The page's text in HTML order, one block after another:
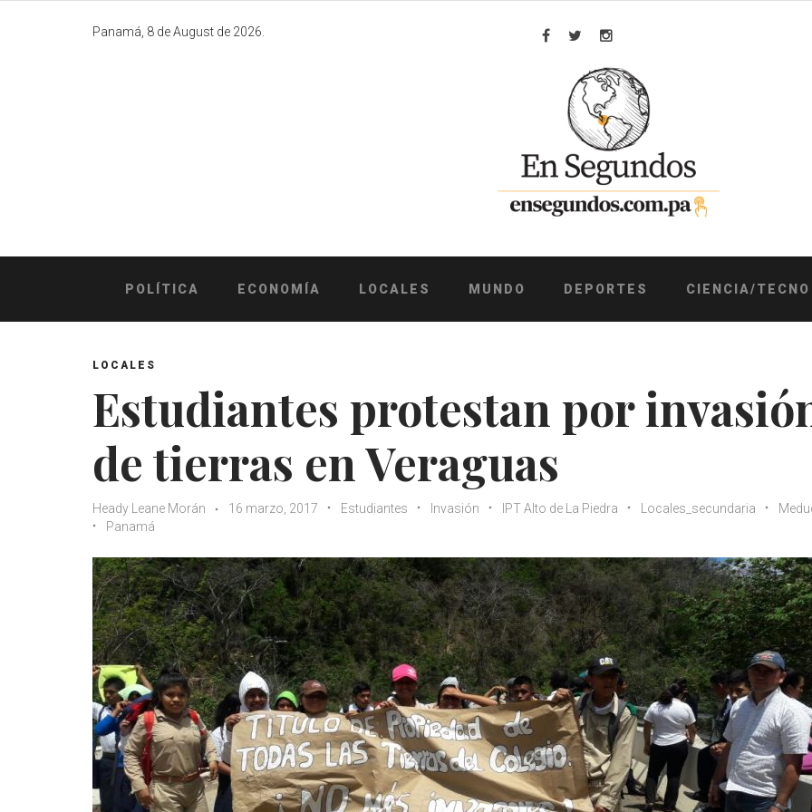
Panamá, 8 de August de 2026.
Facebook
TwitterInstagram
POLÍTICA ECONOMÍA LOCALES MUNDO DEPORTES CIENCIA/TECNO
LOCALES
Estudiantes protestan por
de tierras en Veraguas
Heady Leane Morán 16 marzo, 2017 Estudiantes Invasión IPT Alto de La Piedra Locales_secundaria
Panamá